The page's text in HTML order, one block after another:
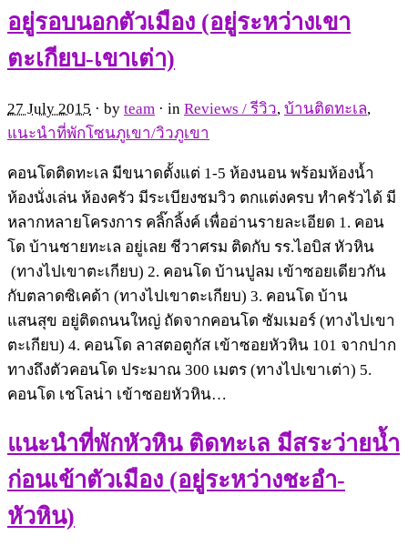
อยู่รอบนอกตัวเมือง (อยู่ระหว่างเขา
ตะเกียบ-เขาเต่า)
27 July 2015 · by team · in Reviews / รีวิว, บ้านติดทะเล,
แนะนำที่พักโซนภูเขา/วิวภูเขา
คอนโดติดทะเล มีขนาดตั้งแต่ 1-5 ห้องนอน พร้อมห้องน้ำ
ห้องนั่งเล่น ห้องครัว มีระเบียงชมวิว ตกแต่งครบ ทำครัวได้ มี
หลากหลายโครงการ คลิ๊กลิ้งค์ เพื่ออ่านรายละเอียด 1. คอน
โด บ้านชายทะเล อยู่เลย ชีวาศรม ติดกับ รร.ไอบิส หัวหิน
(ทางไปเขาตะเกียบ) 2. คอนโด บ้านปูลม เข้าซอยเดียวกัน
กับตลาดซิเคด้า (ทางไปเขาตะเกียบ) 3. คอนโด บ้าน
แสนสุข อยู่ติดถนนใหญ่ ถัดจากคอนโด ซัมเมอร์ (ทางไปเขา
ตะเกียบ) 4. คอนโด ลาสตอตูกัส เข้าซอยหัวหิน 101 จากปาก
ทางถึงตัวคอนโด ประมาณ 300 เมตร (ทางไปเขาเต่า) 5.
คอนโด เชโลน่า เข้าซอยหัวหิน…
แนะนำที่พักหัวหิน ติดทะเล มีสระว่ายน้ำ
ก่อนเข้าตัวเมือง (อยู่ระหว่างชะอำ-
หัวหิน)